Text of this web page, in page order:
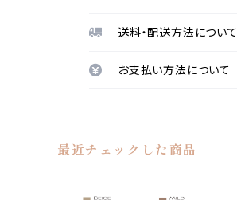
送料・配送方法について
お支払い方法について
最近チェックした商品